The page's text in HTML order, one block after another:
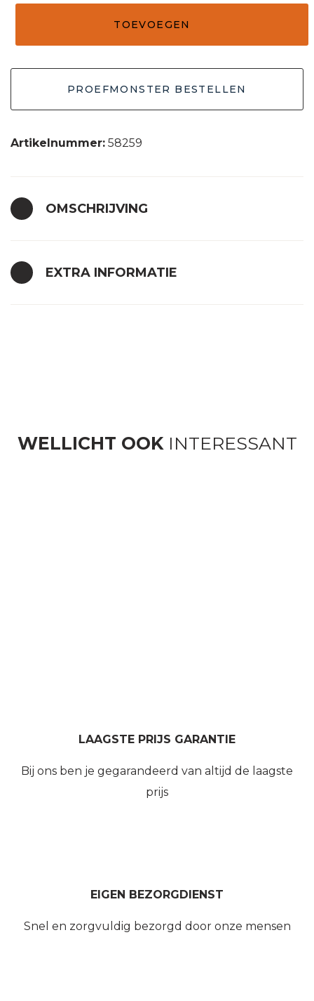
20x50
TOEVOEGEN
PROEFMONSTER BESTELLEN
Artikelnummer: 58259
OMSCHRIJVING
EXTRA INFORMATIE
WELLICHT OOKINTERESSANT
LAAGSTE PRIJS GARANTIE
Bij ons ben je gegarandeerd van altijd de laagste
prijs
EIGEN BEZORGDIENST
Snel en zorgvuldig bezorgd door onze mensen